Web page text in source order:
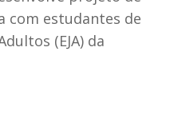
com estudantes de
(EJA) da